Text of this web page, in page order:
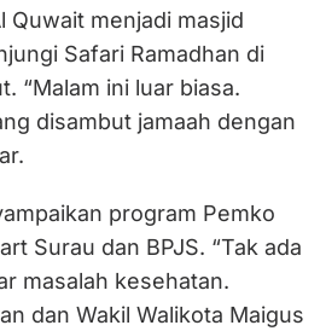
Quwait menjadi masjid
Safari Ramadhan di
“Malam ini luar biasa.
disambut jamaah dengan
program Pemko
Surau dan BPJS. “Tak ada
masalah kesehatan.
dan Wakil Walikota Maigus